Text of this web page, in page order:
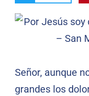
Señor, aunque
grandes los